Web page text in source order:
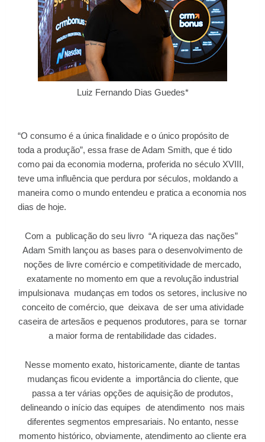
Luiz Fernando Dias Guedes*
“O consumo é a única finalidade e o único propósito de
toda a produção”, essa frase de Adam Smith, que é tido
como pai da economia moderna, proferida no século XVIII,
teve uma influência que perdura por séculos, moldando a
maneira como o mundo entendeu e pratica a economia nos
dias de hoje.
Com a publicação do seu livro “A riqueza das nações”
Adam Smith lançou as bases para o desenvolvimento de
noções de livre comércio e competitividade de mercado,
exatamente no momento em que a revolução industrial
impulsionava mudanças em todos os setores, inclusive no
conceito de comércio, que deixava de ser uma atividade
caseira de artesãos e pequenos produtores, para se tornar
a maior forma de rentabilidade das cidades.
Nesse momento exato, historicamente, diante de tantas
mudanças ficou evidente a importância do cliente, que
passa a ter várias opções de aquisição de produtos,
delineando o início das equipes de atendimento nos mais
diferentes segmentos empresariais. No entanto, nesse
momento histórico, obviamente, atendimento ao cliente era